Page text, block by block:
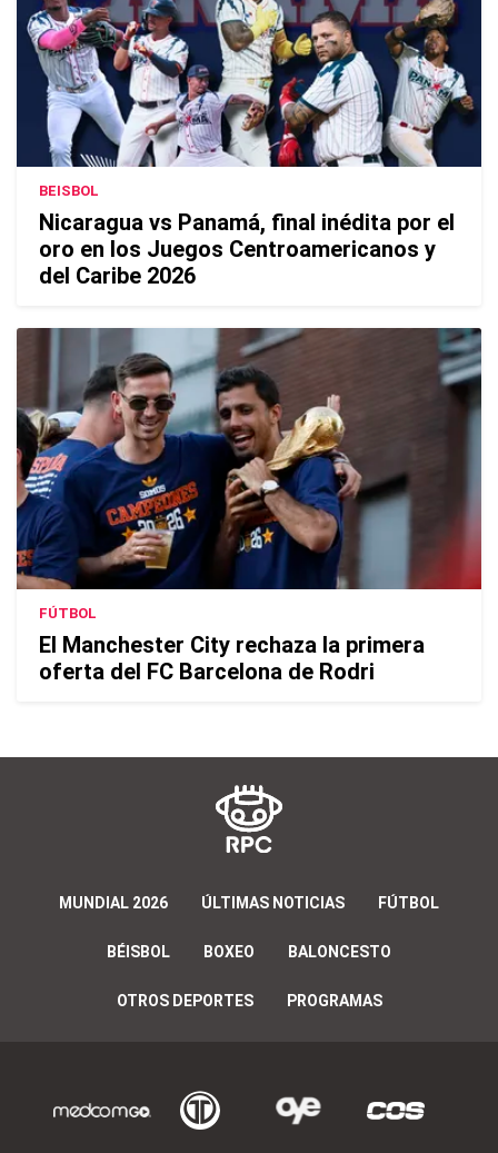
BEISBOL
Nicaragua vs Panamá, final inédita por el
oro en los Juegos Centroamericanos y
del Caribe 2026
FÚTBOL
El Manchester City rechaza la primera
oferta del FC Barcelona de Rodri
MUNDIAL 2026 ÚLTIMAS NOTICIAS FÚTBOL
BÉISBOL BOXEO BALONCESTO
OTROS DEPORTES PROGRAMAS